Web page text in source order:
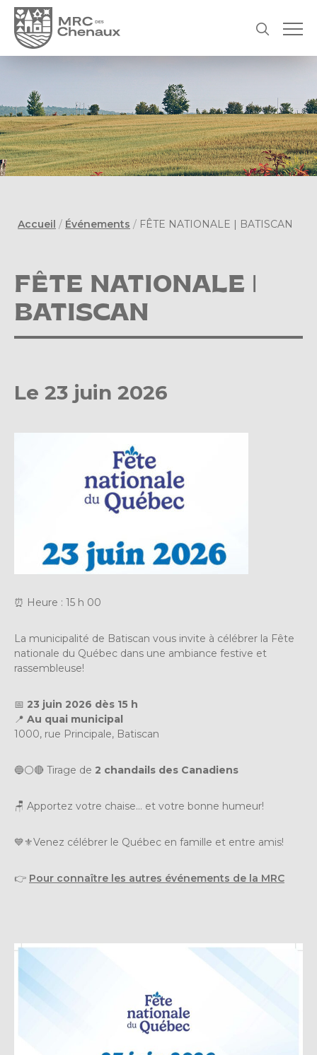
Accueil / Événements / FÊTE NATIONALE | BATISCAN
FÊTE NATIONALE |
BATISCAN
Le 23 juin 2026
⏰ Heure : 15 h 00
La municipalité de Batiscan vous invite à célébrer la Fête
nationale du Québec dans une ambiance festive et
rassembleuse!
📅 23 juin 2026 dès 15 h
📍 Au quai municipal
1000, rue Principale, Batiscan
🔵⚪🔴 Tirage de 2 chandails des Canadiens
🪑 Apportez votre chaise… et votre bonne humeur!
💙⚜️Venez célébrer le Québec en famille et entre amis!
👉 Pour connaître les autres événements de la MRC